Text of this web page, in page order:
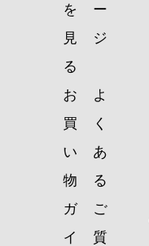
を
見
る
ー
ジ
お
買
い
物
ガ
イ
よ
く
あ
る
ご
質